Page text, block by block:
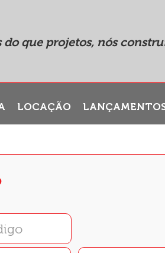
do que projetos, nós
LOCAÇÃO